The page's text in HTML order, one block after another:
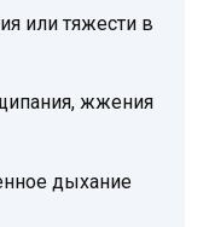
или тяжести в
жжения
дыхание